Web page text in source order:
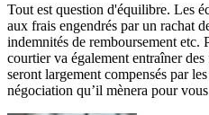
Tout est question d'équilibre. Les
aux frais engendrés par un rachat
indemnités de remboursement etc.
courtier va également entraîner
seront largement compensés par
négociation qu’il mènera pour